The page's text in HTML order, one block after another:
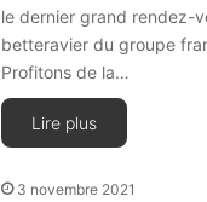
le dernier grand rendez-
betteravier du groupe
Profitons de la…
Lire plus
3 novembre 2021